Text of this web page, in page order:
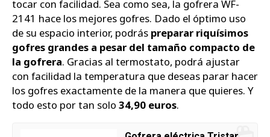
tocar con facilidad. Sea como sea, la gofrera WF-
2141 hace los mejores gofres. Dado el óptimo uso
de su espacio interior, podrás preparar riquísimos
gofres grandes a pesar del tamaño compacto de
la gofrera. Gracias al termostato, podrá ajustar
con facilidad la temperatura que deseas parar hacer
los gofres exactamente de la manera que quieres. Y
todo esto por tan solo 34,90 euros.